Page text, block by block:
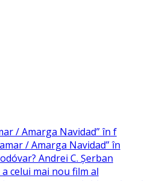
/ Amarga Navidad” în f